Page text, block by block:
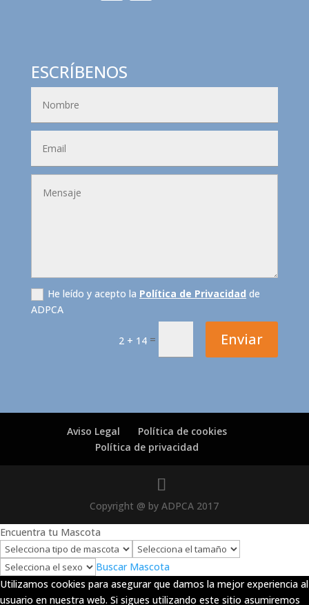
ESCRÍBENOS
He leído y acepto la Política de Privacidad de
ADPCA
2 + 14 = Enviar
Aviso Legal
Política de cookies
Política de privacidad
Copyright @ by ADPCA 2017
Encuentra tu Mascota
Buscar Mascota
Utilizamos cookies para asegurar que damos la mejor experiencia al
usuario en nuestra web. Si sigues utilizando este sitio asumiremos